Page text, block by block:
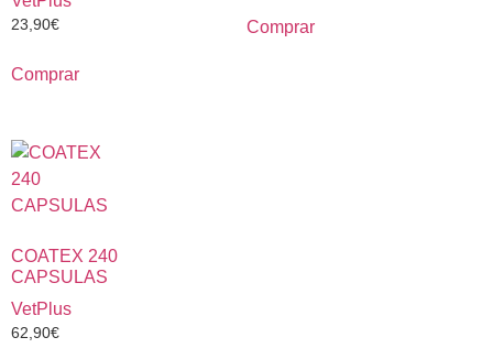
23,90€
Comprar
Comprar
COATEX 240
CAPSULAS
VetPlus
62,90€